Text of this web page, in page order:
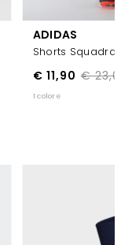
ADIDAS
Shorts Squadra
€ 23,00
€ 11,90
1 colore